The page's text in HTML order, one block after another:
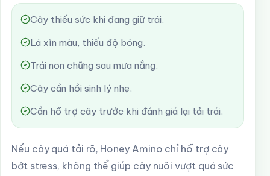
Cây thiếu sức khi đang giữ trái.
Lá xỉn màu, thiếu độ bóng.
Trái non chững sau mưa nắng.
Cây cần hồi sinh lý nhẹ.
Cần hỗ trợ cây trước khi đánh giá lại tải trái.
Nếu cây quá tải rõ, Honey Amino chỉ hỗ trợ cây
bớt stress, không thể giúp cây nuôi vượt quá sức